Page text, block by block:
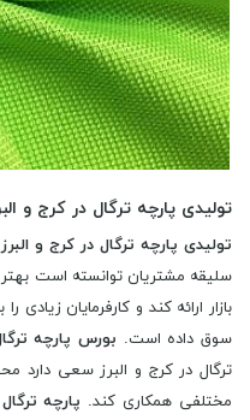
تولیدی پارچه ترگال در کرج و
تولیدی پارچه ترگال در کرج و البرز
سلیقه مشتریان توانسته است
بازار ارائه کند و کارفرمایان زیادی
سوق داده است. بورس پارچه
ترگال در کرج و البرز سعی دارد
مختلفی همکاری کند. پارچه